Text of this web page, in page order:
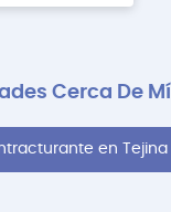
Cerca De Mí
en Tejina